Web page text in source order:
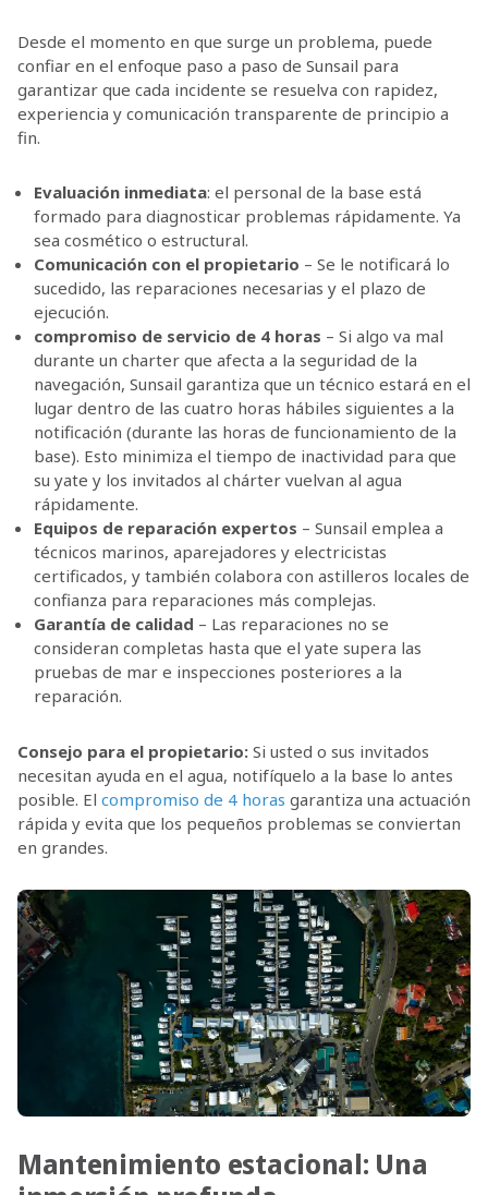
Desde el momento en que surge un problema, puede
confiar en el enfoque paso a paso de Sunsail para
garantizar que cada incidente se resuelva con rapidez,
experiencia y comunicación transparente de principio a
fin.
Evaluación inmediata: el personal de la base está
formado para diagnosticar problemas rápidamente. Ya
sea cosmético o estructural.
Comunicación con el propietario – Se le notificará lo
sucedido, las reparaciones necesarias y el plazo de
ejecución.
compromiso de servicio de 4 horas – Si algo va mal
durante un charter que afecta a la seguridad de la
navegación, Sunsail garantiza que un técnico estará en el
lugar dentro de las cuatro horas hábiles siguientes a la
notificación (durante las horas de funcionamiento de la
base). Esto minimiza el tiempo de inactividad para que
su yate y los invitados al chárter vuelvan al agua
rápidamente.
Equipos de reparación expertos – Sunsail emplea a
técnicos marinos, aparejadores y electricistas
certificados, y también colabora con astilleros locales de
confianza para reparaciones más complejas.
Garantía de calidad – Las reparaciones no se
consideran completas hasta que el yate supera las
pruebas de mar e inspecciones posteriores a la
reparación.
Consejo para el propietario:Si usted o sus invitados
necesitan ayuda en el agua, notifíquelo a la base lo antes
posible. El compromiso de 4 horas garantiza una actuación
rápida y evita que los pequeños problemas se conviertan
en grandes.
Mantenimiento estacional: Una